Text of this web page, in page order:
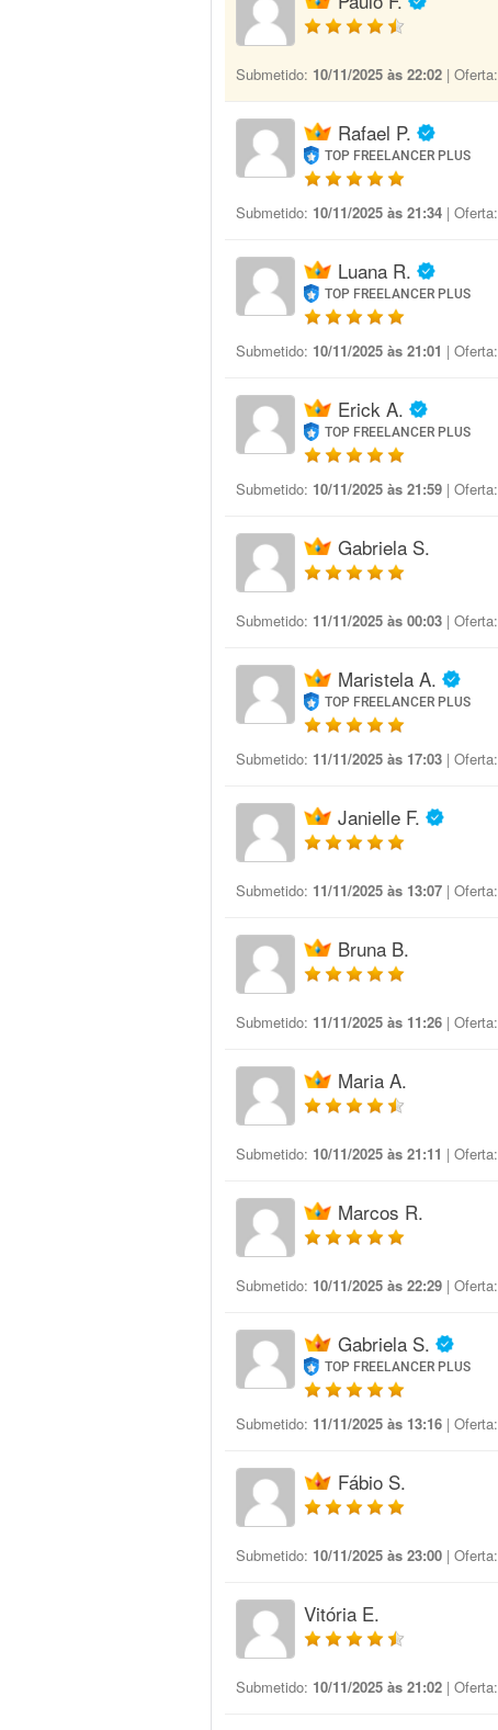
Submetido: 10/11/2025 às 22:02 | Oferta:
Rafael P.
TOP FREELANCER PLUS
Submetido: 10/11/2025 às 21:34 | Oferta:
Luana R.
TOP FREELANCER PLUS
Submetido: 10/11/2025 às 21:01 | Oferta:
Erick A.
TOP FREELANCER PLUS
Submetido: 10/11/2025 às 21:59 | Oferta:
Gabriela S.
Submetido: 11/11/2025 às 00:03 | Oferta:
Maristela A.
TOP FREELANCER PLUS
Submetido: 11/11/2025 às 17:03 | Oferta:
Janielle F.
Submetido: 11/11/2025 às 13:07 | Oferta:
Bruna B.
Submetido: 11/11/2025 às 11:26 | Oferta:
Maria A.
Submetido: 10/11/2025 às 21:11 | Oferta:
Marcos R.
Submetido: 10/11/2025 às 22:29 | Oferta:
Gabriela S.
TOP FREELANCER PLUS
Submetido: 11/11/2025 às 13:16 | Oferta:
Fábio S.
Submetido: 10/11/2025 às 23:00 | Oferta:
Vitória E.
Submetido: 10/11/2025 às 21:02 | Oferta: